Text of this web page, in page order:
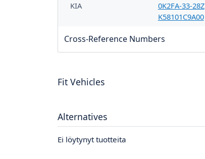
KIA
0K2FA-33-28Z
K58101C9A00
Cross-Reference Numbers
Fit Vehicles
Alternatives
Ei löytynyt tuotteita